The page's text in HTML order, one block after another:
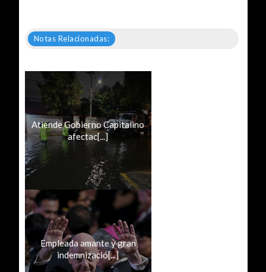
Notas Relacionadas:
Atiende Gobierno Capitalino
afectac[...]
Empleada amante y gran
indemnizació[...]